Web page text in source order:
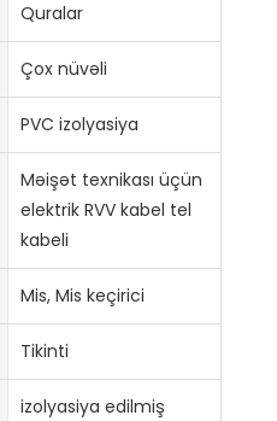
Quralar
Çox nüvəli
PVC izolyasiya
Məişət texnikası üçün
elektrik RVV kabel tel
kabeli
Mis, Mis keçirici
Tikinti
izolyasiya edilmiş